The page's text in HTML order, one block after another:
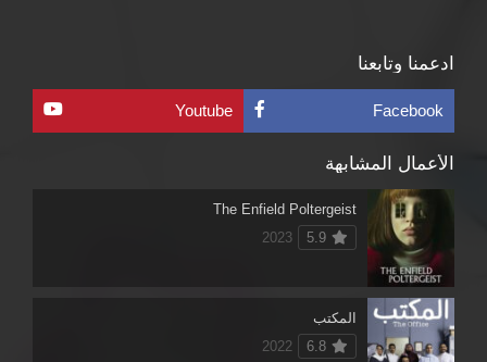
ادعمنا وتابعنا
Facebook
Youtube
الأعمال المشابهة
The Enfield Poltergeist
5.9
2023
المكتب
6.8
2022